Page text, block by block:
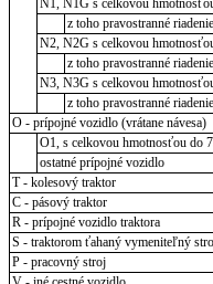
N1, N1G s celkovou
z toho pravostranné riadenie
N2, N2G s celkovou
z toho pravostranné riadenie
N3, N3G s celkovou
z toho pravostranné riadenie
O - prípojné vozidlo (vrátane návesa)
O1, s celkovou hmotnosťou do
ostatné prípojné vozidlo
T - kolesový traktor
C - pásový traktor
R - prípojné vozidlo traktora
S - traktorom ťahaný vymeniteľný
P - pracovný stroj